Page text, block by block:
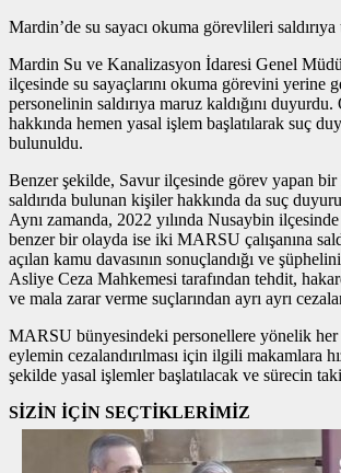
Mardin’de su sayacı okuma görevlileri saldırıya
Mardin Su ve Kanalizasyon İdaresi Genel
ilçesinde su sayaçlarını okuma görevini yerine
personelinin saldırıya maruz kaldığını
hakkında hemen yasal işlem başlatılarak suç
bulunuldu.
Benzer şekilde, Savur ilçesinde görev yapan bir
saldırıda bulunan kişiler hakkında da suç
Aynı zamanda, 2022 yılında Nusaybin
benzer bir olayda ise iki MARSU çalışanına
açılan kamu davasının sonuçlandığı ve
Asliye Ceza Mahkemesi tarafından tehdit,
ve mala zarar verme suçlarından ayrı ayrı
MARSU bünyesindeki personellere yönelik her
eylemin cezalandırılması için ilgili makamlara
şekilde yasal işlemler başlatılacak ve sürecin
SİZİN İÇİN SEÇTİKLERİMİZ